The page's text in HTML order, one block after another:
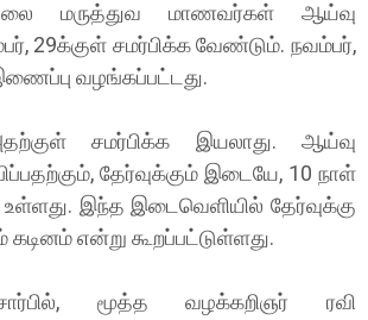
மருத்துவ மாணவர்கள் ஆய்வு
29க்குள் சமர்பிக்க வேண்டும். நவம்பர்,
வழங்கப்பட்டது.
சமர்பிக்க இயலாது. ஆய்வு
தேர்வுக்கும் இடையே, 10 நாள்
இந்த இடைவெளியில் தேர்வுக்கு
கடினம் என்று கூறப்பட்டுள்ளது.
மூத்த வழக்கறிஞர் ரவி